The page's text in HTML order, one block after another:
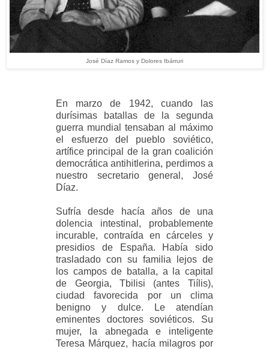
José Díaz Ramos y Dolores Ibárruri
En marzo de 1942, cuando las
durísimas batallas de la segunda
guerra mundial tensaban al máximo
el esfuerzo del pueblo soviético,
artífice principal de la gran coalición
democrática antihitlerina, perdimos a
nuestro secretario general, José
Díaz.
Sufría desde hacía años de una
dolencia intestinal, probablemente
incurable, contraída en cárceles y
presidios de España. Había sido
trasladado con su familia lejos de
los campos de batalla, a la capital
de Georgia, Tbilisi (antes Tiílis),
ciudad favorecida por un clima
benigno y dulce. Le atendían
eminentes doctores soviéticos. Su
mujer, la abnegada e inteligente
Teresa Márquez, hacía milagros por